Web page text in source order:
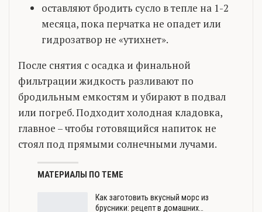
оставляют бродить сусло в тепле на 1-2
месяца, пока перчатка не опадет или
гидрозатвор не «утихнет».
После снятия с осадка и финальной
фильтрации жидкость разливают по
бродильным емкостям и убирают в подвал
или погреб. Подходит холодная кладовка,
главное – чтобы готовящийся напиток не
стоял под прямыми солнечными лучами.
МАТЕРИАЛЫ ПО ТЕМЕ
Как заготовить вкусный морс из
брусники: рецепт в домашних…